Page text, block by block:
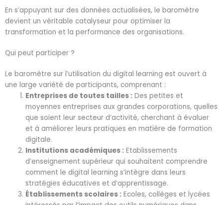
En s’appuyant sur des données actualisées, le baromètre
devient un véritable catalyseur pour optimiser la
transformation et la performance des organisations.
Qui peut participer ?
Le baromètre sur l’utilisation du digital learning est ouvert à
une large variété de participants, comprenant :
Entreprises de toutes tailles : Des petites et
moyennes entreprises aux grandes corporations, quelles
que soient leur secteur d’activité, cherchant à évaluer
et à améliorer leurs pratiques en matière de formation
digitale.
Institutions académiques : Etablissements
d’enseignement supérieur qui souhaitent comprendre
comment le digital learning s’intègre dans leurs
stratégies éducatives et d’apprentissage.
Établissements scolaires : Ecoles, collèges et lycées